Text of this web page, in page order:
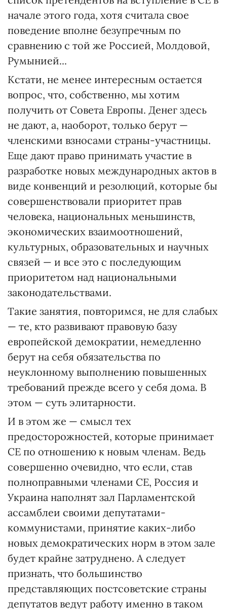
начале этого года, хотя считала свое
поведение вполне безупречным по
сравнению с той же Россией, Молдовой,
Румынией...
Кстати, не менее интересным остается
вопрос, что, собственно, мы хотим
получить от Совета Европы. Денег здесь
не дают, а, наоборот, только берут —
членскими взносами страны-участницы.
Еще дают право принимать участие в
разработке новых международных актов в
виде конвенций и резолюций, которые бы
совершенствовали приоритет прав
человека, национальных меньшинств,
экономических взаимоотношений,
культурных, образовательных и научных
связей — и все это с последующим
приоритетом над национальными
законодательствами.
Такие занятия, повторимся, не для слабых
— те, кто развивают правовую базу
европейской демократии, немедленно
берут на себя обязательства по
неуклонному выполнению повышенных
требований прежде всего у себя дома. В
этом — суть элитарности.
И в этом же — смысл тех
предосторожностей, которые принимает
СЕ по отношению к новым членам. Ведь
совершенно очевидно, что если, став
полноправными членами СЕ, Россия и
Украина наполнят зал Парламентской
ассамблеи своими депутатами-
коммунистами, принятие каких-либо
новых демократических норм в этом зале
будет крайне затруднено. А следует
признать, что большинство
представляющих постсоветские страны
депутатов ведут работу именно в таком